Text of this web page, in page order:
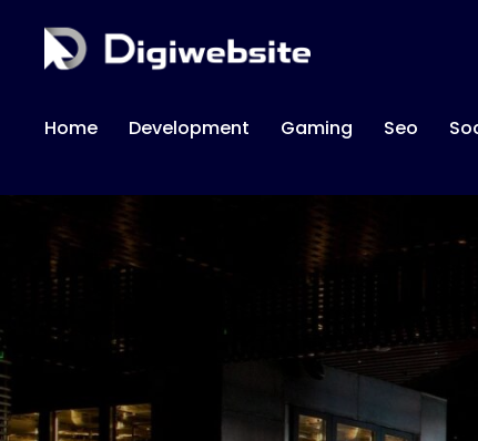
Home Development Gaming Seo